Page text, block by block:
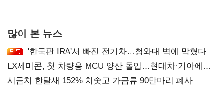
많이 본 뉴스
'한국판 IRA'서 빠진 전기차…청와대 벽에 막혔다
LX세미콘, 첫 차량용 MCU 양산 돌입…현대차·기아에
공급
시금치 한달새 152% 치솟고 가금류 90만마리 폐사